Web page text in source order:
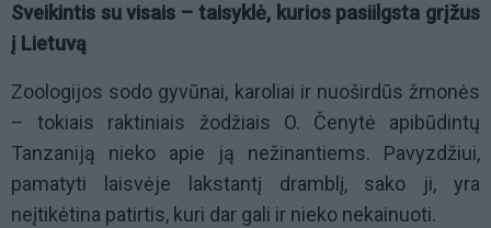
Sveikintis su visais – taisyklė, kurios pasiilgsta grįžus
į Lietuvą
Zoologijos sodo gyvūnai, karoliai ir nuoširdūs žmonės
– tokiais raktiniais žodžiais O. Čenytė apibūdintų
Tanzaniją nieko apie ją nežinantiems. Pavyzdžiui,
pamatyti laisvėje lakstantį dramblį, sako ji, yra
neįtikėtina patirtis, kuri dar gali ir nieko nekainuoti.